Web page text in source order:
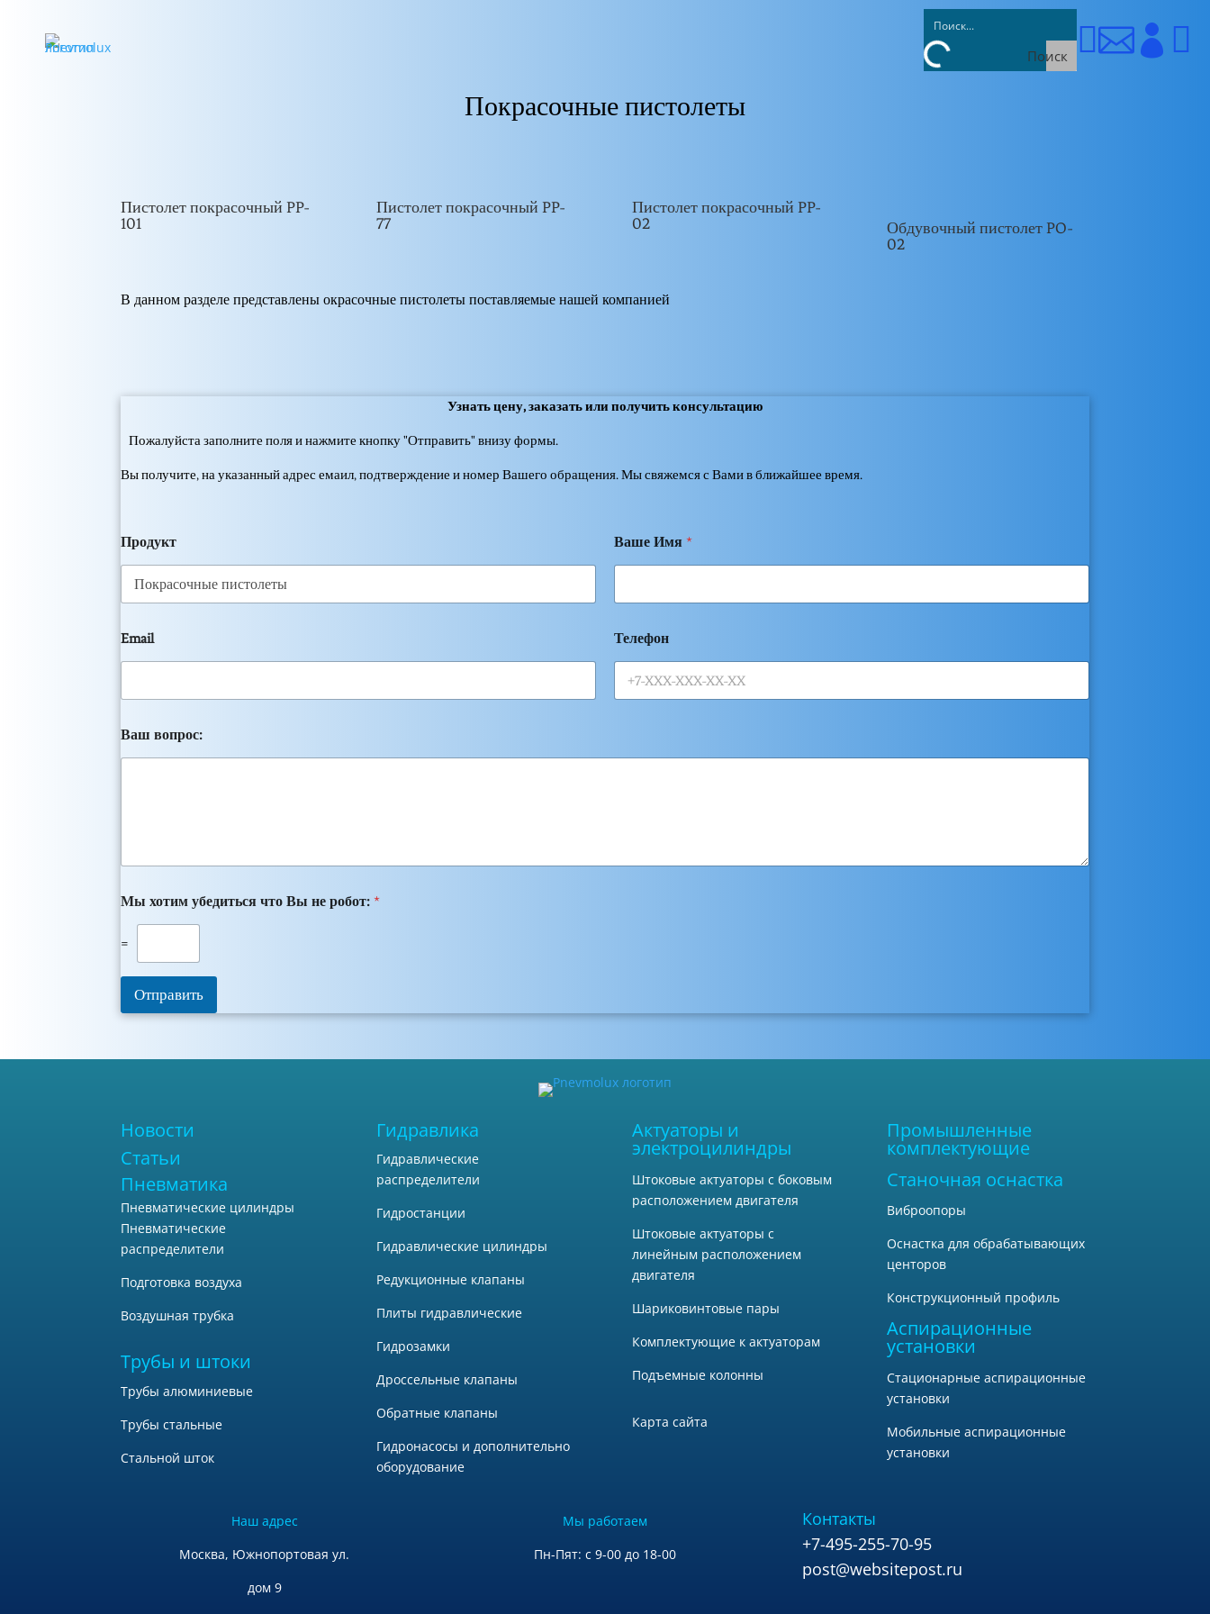
Поиск  
Покрасочные пистолеты
Пистолет покрасочный PP-
101
Пистолет покрасочный PP-
77
Пистолет покрасочный PP-
02
Обдувочный пистолет PO-
02
В данном разделе представлены окрасочные пистолеты поставляемые нашей компанией
Узнать цену, заказать или получить консультацию
Пожалуйста заполните поля и нажмите кнопку "Отправить" внизу формы.
Вы получите, на указанный адрес емаил, подтверждение и номер Вашего обращения. Мы свяжемся с Вами в ближайшее время.
Продукт Ваше Имя *
Email Телефон
Ваш вопрос:
Мы хотим убедиться что Вы не робот:*
=
Отправить
Новости
Статьи
Пневматика
Пневматические цилиндры
Пневматические
распределители
Подготовка воздуха
Воздушная трубка
Трубы и штоки
Трубы алюминиевые
Трубы стальные
Стальной шток
Гидравлика
Гидравлические
распределители
Гидростанции
Гидравлические цилиндры
Редукционные клапаны
Плиты гидравлические
Гидрозамки
Дроссельные клапаны
Обратные клапаны
Гидронасосы и дополнительно
оборудование
Актуаторы и
электроцилиндры
Штоковые актуаторы с боковым
расположением двигателя
Штоковые актуаторы с
линейным расположением
двигателя
Шариковинтовые пары
Комплектующие к актуаторам
Подъемные колонны
Карта сайта
Промышленные
комплектующие
Станочная оснастка
Виброопоры
Оснастка для обрабатывающих
центоров
Конструкционный профиль
Аспирационные
установки
Стационарные аспирационные
установки
Мобильные аспирационные
установки
Наш адрес
Москва, Южнопортовая ул.
дом 9
Мы работаем
Пн-Пят: с 9-00 до 18-00
Контакты
+7-495-255-70-95
post@websitepost.ru